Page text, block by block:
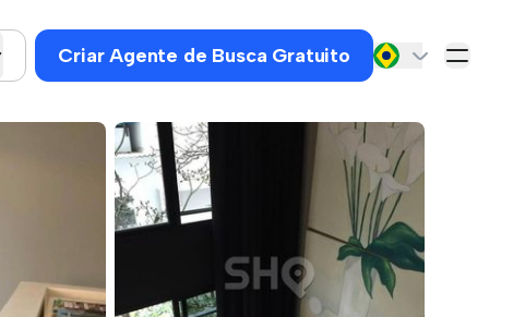
Criar Agente de Busca Gratuito